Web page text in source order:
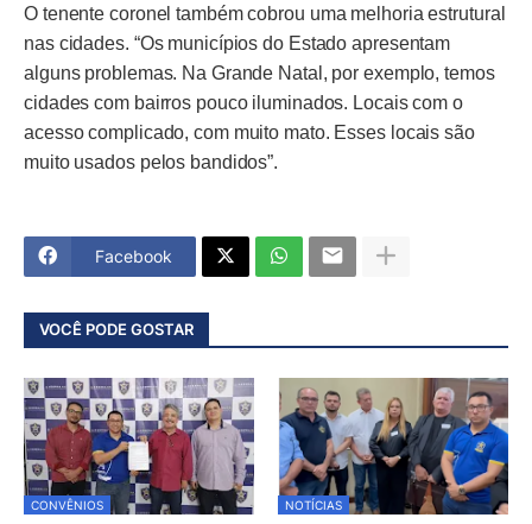
O tenente coronel também cobrou uma melhoria estrutural
nas cidades. “Os municípios do Estado apresentam
alguns problemas. Na Grande Natal, por exemplo, temos
cidades com bairros pouco iluminados. Locais com o
acesso complicado, com muito mato. Esses locais são
muito usados pelos bandidos”.
Facebook
VOCÊ PODE GOSTAR
CONVÊNIOS NOTÍCIAS